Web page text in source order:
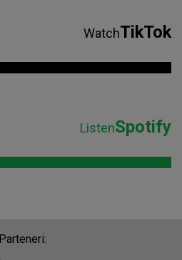
WatchTikTok
ListenSpotify
Parteneri: